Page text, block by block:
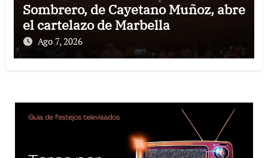
Sombrero, de Cayetano Muñoz, abre
el cartelazo de Marbella
Ago 7, 2026